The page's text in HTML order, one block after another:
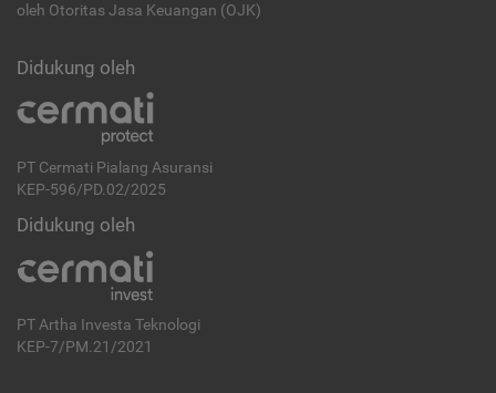
oleh Otoritas Jasa Keuangan (OJK)
Didukung oleh
PT Cermati Pialang Asuransi
KEP-596/PD.02/2025
Didukung oleh
PT Artha Investa Teknologi
KEP-7/PM.21/2021